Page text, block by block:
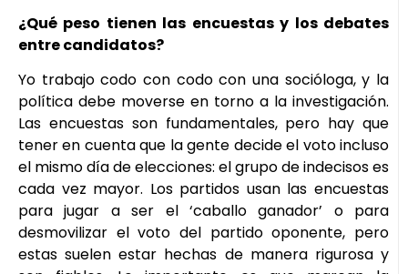
¿Qué peso tienen las encuestas y los debates
entre candidatos?
Yo trabajo codo con codo con una socióloga, y la
política debe moverse en torno a la investigación.
Las encuestas son fundamentales, pero hay que
tener en cuenta que la gente decide el voto incluso
el mismo día de elecciones: el grupo de indecisos es
cada vez mayor. Los partidos usan las encuestas
para jugar a ser el ‘caballo ganador’ o para
desmovilizar el voto del partido oponente, pero
estas suelen estar hechas de manera rigurosa y